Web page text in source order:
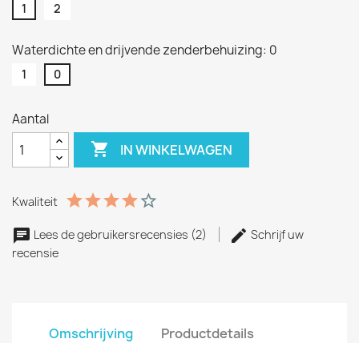
1 2
Waterdichte en drijvende zenderbehuizing: 0
1 0
Aantal
 IN WINKELWAGEN
Kwaliteit
Lees de gebruikersrecensies (2)
Schrijf uw
recensie
Omschrijving Productdetails